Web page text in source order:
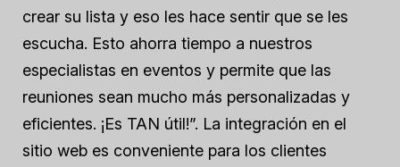
crear su lista y eso les hace sentir que se les
escucha. Esto ahorra tiempo a nuestros
especialistas en eventos y permite que las
reuniones sean mucho más personalizadas y
eficientes. ¡Es TAN útil!”. La integración en el
sitio web es conveniente para los clientes